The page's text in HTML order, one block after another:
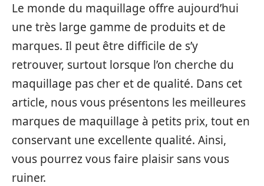
Le monde du maquillage offre aujourd’hui
une très large gamme de produits et de
marques. Il peut être difficile de s’y
retrouver, surtout lorsque l’on cherche du
maquillage pas cher et de qualité. Dans cet
article, nous vous présentons les meilleures
marques de maquillage à petits prix, tout en
conservant une excellente qualité. Ainsi,
vous pourrez vous faire plaisir sans vous
ruiner.